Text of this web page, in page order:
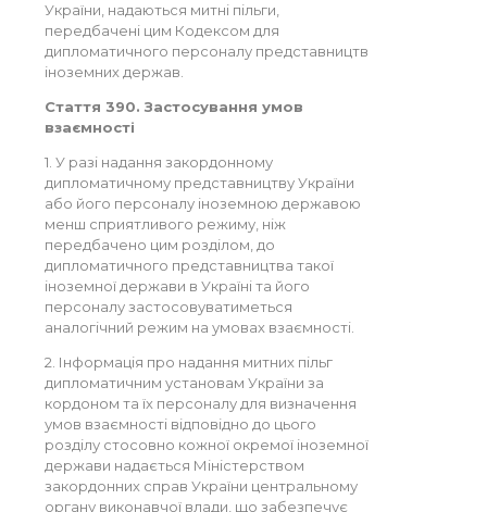
України, надаються митні пільги,
передбачені цим Кодексом для
дипломатичного персоналу представництв
іноземних держав.
Стаття 390. Застосування умов
взаємності
1. У разі надання закордонному
дипломатичному представництву України
або його персоналу іноземною державою
менш сприятливого режиму, ніж
передбачено цим розділом, до
дипломатичного представництва такої
іноземної держави в Україні та його
персоналу застосовуватиметься
аналогічний режим на умовах взаємності.
2. Інформація про надання митних пільг
дипломатичним установам України за
кордоном та їх персоналу для визначення
умов взаємності відповідно до цього
розділу стосовно кожної окремої іноземної
держави надається Міністерством
закордонних справ України центральному
органу виконавчої влади, що забезпечує